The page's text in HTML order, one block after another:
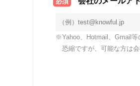
※Yahoo、Hotmail、Gmail等
恐縮ですが、可能な方は